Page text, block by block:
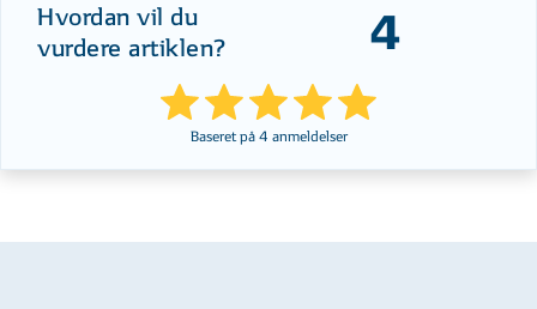
Hvordan vil du
vurdere artiklen?
4
Baseret på 4 anmeldelser